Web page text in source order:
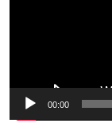
00:00